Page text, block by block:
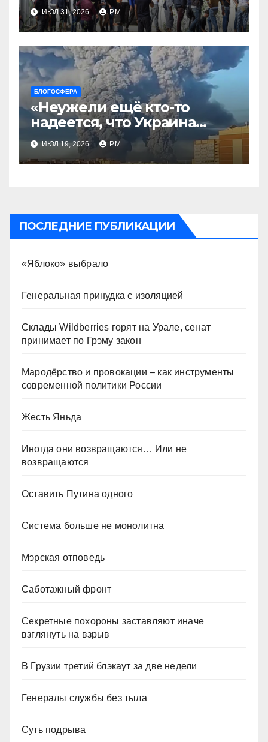
ИЮЛ 31, 2026 РМ
БЛОГОСФЕРА
«Неужели ещё кто-то
надеется, что Украина
будет действовать
непоследовательно?»
ИЮЛ 19, 2026 РМ
ПОСЛЕДНИЕ ПУБЛИКАЦИИ
«Яблоко» выбрало
Генеральная принудка с изоляцией
Склады Wildberries горят на Урале, сенат
принимает по Грэму закон
Мародёрство и провокации – как инструменты
современной политики России
Жесть Яньда
Иногда они возвращаются… Или не
возвращаются
Оставить Путина одного
Система больше не монолитна
Мэрская отповедь
Саботажный фронт
Секретные похороны заставляют иначе
взглянуть на взрыв
В Грузии третий блэкаут за две недели
Генералы службы без тыла
Суть подрыва